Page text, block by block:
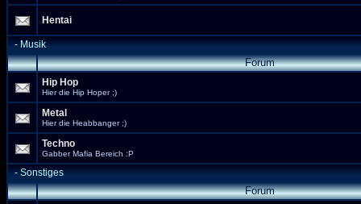
Hentai
- Musik
Forum
Hip Hop
Hier die Hip Hoper ;)
Metal
Hier die Heabbanger ;)
Techno
Gabber Mafia Bereich :P
- Sonstiges
Forum